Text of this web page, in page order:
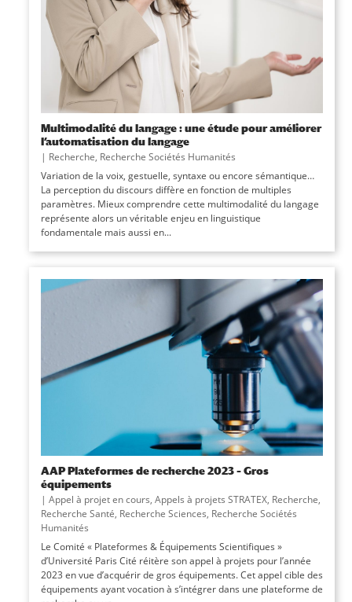
Multimodalité du langage : une étude pour améliorer
l’automatisation du langage
| Recherche, Recherche Sociétés Humanités
Variation de la voix, gestuelle, syntaxe ou encore sémantique…
La perception du discours diffère en fonction de multiples
paramètres. Mieux comprendre cette multimodalité du langage
représente alors un véritable enjeu en linguistique
fondamentale mais aussi en...
AAP Plateformes de recherche 2023 – Gros
équipements
| Appel à projet en cours, Appels à projets STRATEX, Recherche,
Recherche Santé, Recherche Sciences, Recherche Sociétés
Humanités
Le Comité « Plateformes & Équipements Scientifiques »
d’Université Paris Cité réitère son appel à projets pour l’année
2023 en vue d’acquérir de gros équipements. Cet appel cible des
équipements ayant vocation à s’intégrer dans une plateforme de